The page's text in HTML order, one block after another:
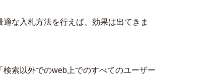
な入札方法を行えば、効果は出てきま
索以外でのweb上でのすべてのユーザー